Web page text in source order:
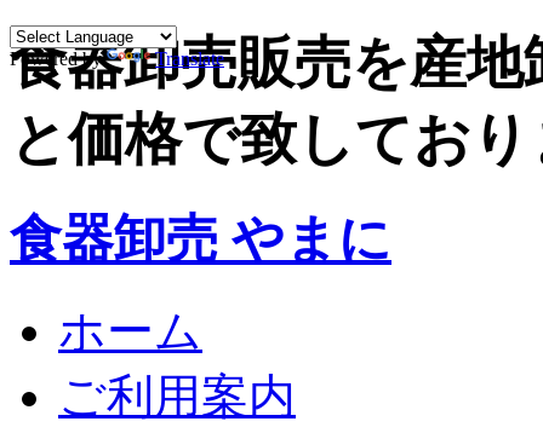
Powered by Translate
食器卸売販売を産
と価格で致してお
食器卸売 やまに
ホーム
ご利用案内